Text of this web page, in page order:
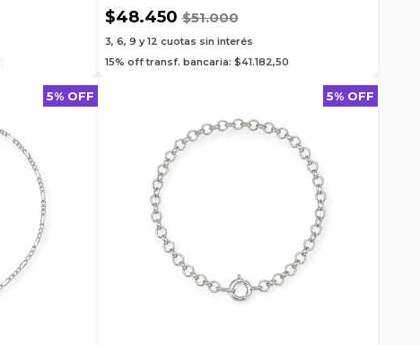
$48.450$51.000
3, 6, 9 y 12 cuotas sin interés
15% off transf. bancaria: $41.182,50
5% OFF 5% OFF